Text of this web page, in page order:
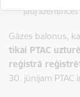
ļauj
Gāzes balonus,
tikai PTAC
reģistrā
30. jūnijam PTAC